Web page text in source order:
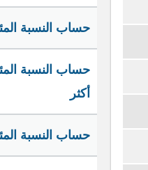
حساب النسبة
حساب النسبة
أكثر
حساب النسبة